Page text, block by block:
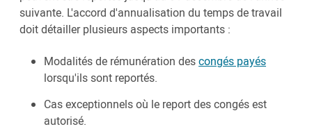
suivante. L'accord d'annualisation du temps de travail
doit détailler plusieurs aspects importants :
Modalités de rémunération descongés payés
lorsqu'ils sont reportés.
Cas exceptionnels où le report des congés est
autorisé.